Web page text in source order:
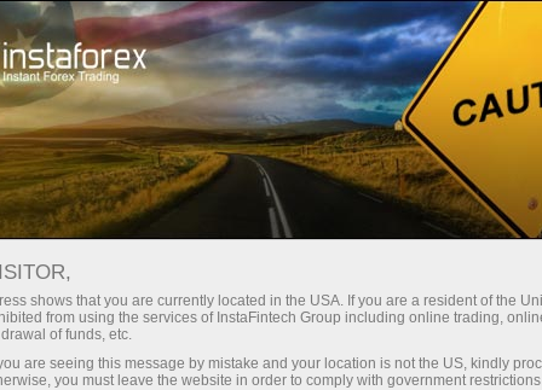
通过InstaForex获得真正竞争力的机
点差和手续费，以及股票和指数交
最低
每笔存款
30%奖金
shows that you are currently located in the USA. If you are a resident of the
from using the services of InstaFintech Group including online trading,
of funds, etc.
are seeing this message by mistake and your location is not the US, kindly
you must leave the website in order to comply with government